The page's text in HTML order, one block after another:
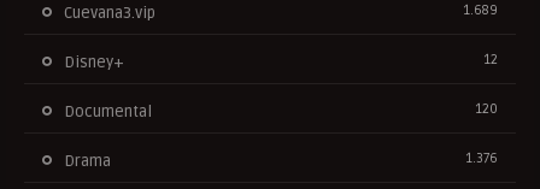
Cuevana3.vip 1.689
Disney+ 12
Documental 120
Drama 1.376